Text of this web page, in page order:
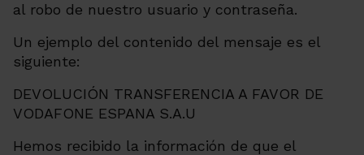
al robo de nuestro usuario y contraseña.
Un ejemplo del contenido del mensaje es el
siguiente:
DEVOLUCIÓN TRANSFERENCIA A FAVOR DE
VODAFONE ESPANA S.A.U
Hemos recibido la información de que el